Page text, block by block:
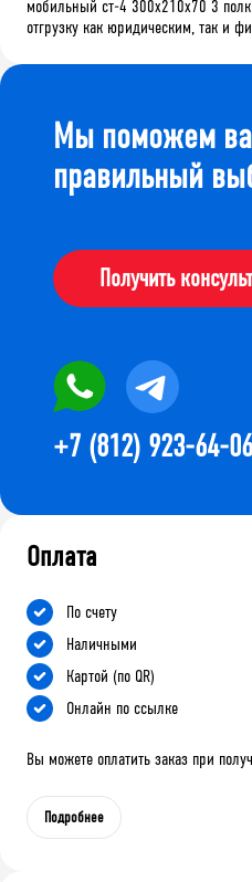
мобильный ст-4 300x210x70 3
отгрузку как юридическим, так и
Мы поможем
правильный
Получить
+7 (812) 923-64-06
Оплата
По счету
Наличными
Картой (по QR)
Онлайн по ссылке
Вы можете оплатить заказ при
Подробнее